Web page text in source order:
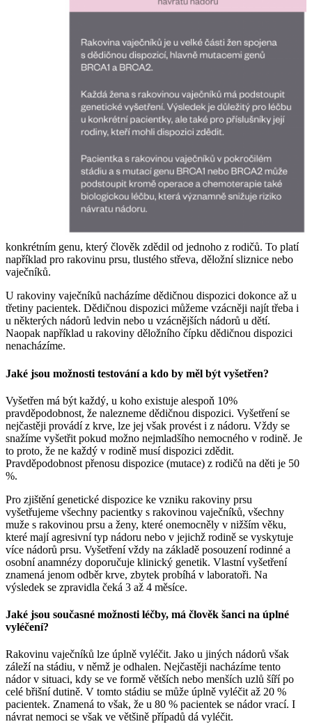
konkrétním genu, který člověk zdědil od jednoho z rodičů. To platí
například pro rakovinu prsu, tlustého střeva, děložní sliznice nebo
vaječníků.
U rakoviny vaječníků nacházíme dědičnou dispozici dokonce až u
třetiny pacientek. Dědičnou dispozici můžeme vzácněji najít třeba i
u některých nádorů ledvin nebo u vzácnějších nádorů u dětí.
Naopak například u rakoviny děložního čípku dědičnou dispozici
nenacházíme.
Jaké jsou možnosti testování a kdo by měl být vyšetřen?
Vyšetřen má být každý, u koho existuje alespoň 10%
pravděpodobnost, že nalezneme dědičnou dispozici. Vyšetření se
nejčastěji provádí z krve, lze jej však provést i z nádoru. Vždy se
snažíme vyšetřit pokud možno nejmladšího nemocného v rodině. Je
to proto, že ne každý v rodině musí dispozici zdědit.
Pravděpodobnost přenosu dispozice (mutace) z rodičů na děti je 50
%.
Pro zjištění genetické dispozice ke vzniku rakoviny prsu
vyšetřujeme všechny pacientky s rakovinou vaječníků, všechny
muže s rakovinou prsu a ženy, které onemocněly v nižším věku,
které mají agresivní typ nádoru nebo v jejichž rodině se vyskytuje
více nádorů prsu. Vyšetření vždy na základě posouzení rodinné a
osobní anamnézy doporučuje klinický genetik. Vlastní vyšetření
znamená jenom odběr krve, zbytek probíhá v laboratoři. Na
výsledek se zpravidla čeká 3 až 4 měsíce.
Jaké jsou současné možnosti léčby, má člověk šanci na úplné
vyléčení?
Rakovinu vaječníků lze úplně vyléčit. Jako u jiných nádorů však
záleží na stádiu, v němž je odhalen. Nejčastěji nacházíme tento
nádor v situaci, kdy se ve formě větších nebo menších uzlů šíří po
celé břišní dutině. V tomto stádiu se může úplně vyléčit až 20 %
pacientek. Znamená to však, že u 80 % pacientek se nádor vrací. I
návrat nemoci se však ve většině případů dá vyléčit.